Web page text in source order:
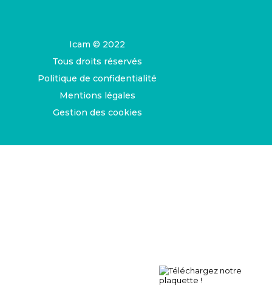
Icam © 2022
Tous droits réservés
Politique de confidentialité
Mentions légales
Gestion des cookies